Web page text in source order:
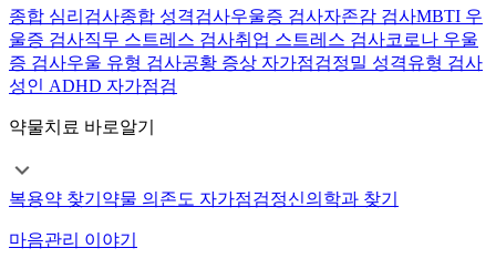
종합 심리검사종합 성격검사우울증 검사자존감 검사MBTI 우
울증 검사직무 스트레스 검사취업 스트레스 검사코로나 우울
증 검사우울 유형 검사공황 증상 자가점검정밀 성격유형 검사
성인 ADHD 자가점검
약물치료 바로알기
복용약 찾기 약물 의존도 자가점검정신의학과 찾기
마음관리 이야기